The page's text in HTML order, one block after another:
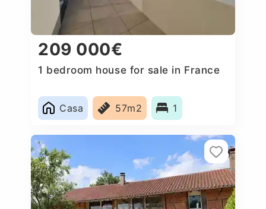
209 000€
1 bedroom house for sale in France
Casa 57m2 1